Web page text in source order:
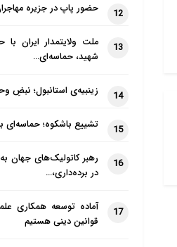
12 حضور پاپ در جزیره
13
ملت ولایتمدار ایران
شهید، حماسه‌ای…
14 زینبیه‌ی استانبول؛
15 تشییع باشکوه؛
16
رهبر کاتولیک‌های جهان
در برده‌داری،…
17
آماده توسعه همکاری
قوانین دینی هستیم